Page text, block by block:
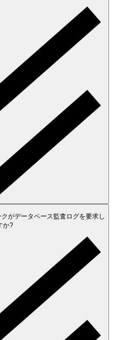
がデータベース監査ログを要求し
か?